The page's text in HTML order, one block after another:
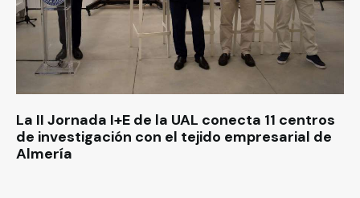
La II Jornada I+E de la UAL conecta 11 centros
de investigación con el tejido empresarial de
Almería